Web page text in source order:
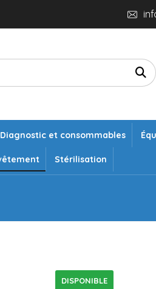
Diagnostic et consommables
Stérilisation
DISPONIBLE